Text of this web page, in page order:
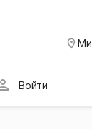
room
Войти